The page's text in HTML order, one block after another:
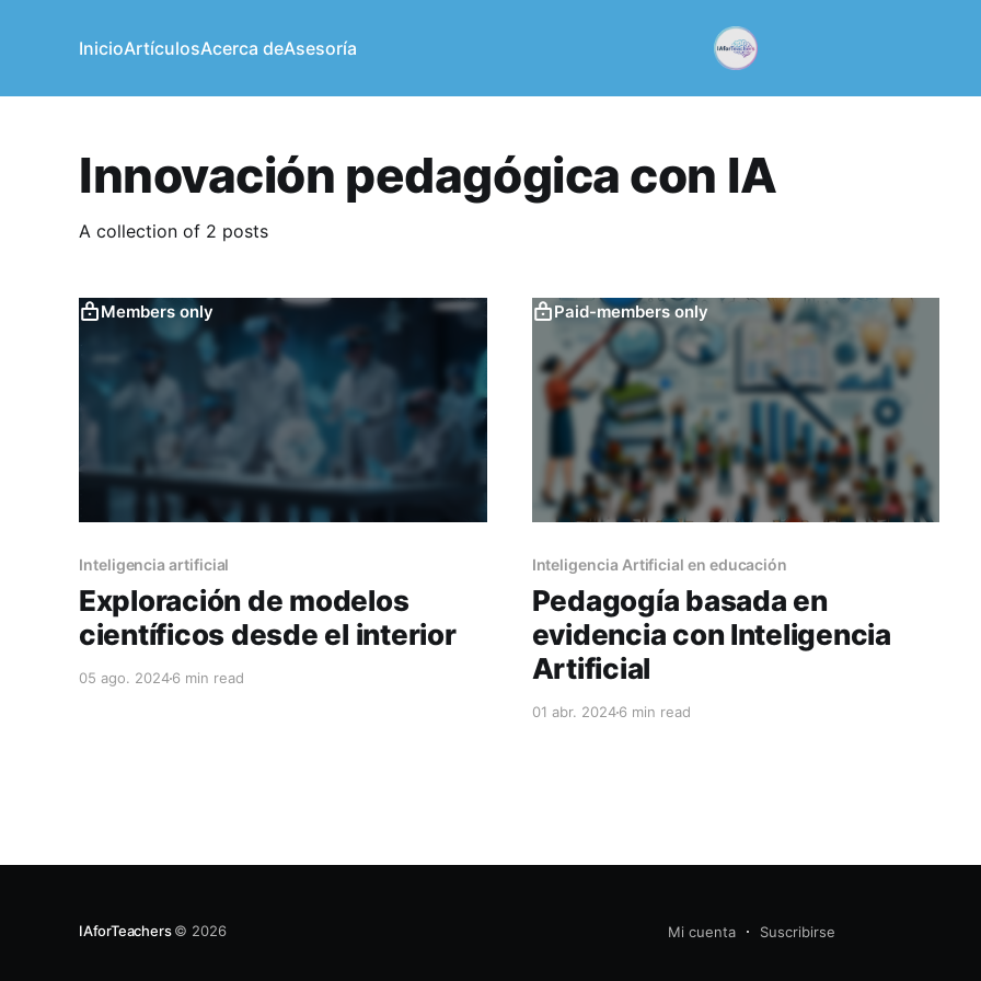
InicioArtículosAcerca deAsesoría
Innovación pedagógica con IA
A collection of 2 posts
Members only
Inteligencia artificial
Exploración de modelos
científicos desde el interior
05 ago. 20246 min read
Paid-members only
Inteligencia Artificial en educación
Pedagogía basada en
evidencia con Inteligencia
Artificial
01 abr. 20246 min read
IAforTeachers© 2026 Mi cuenta Suscribirse